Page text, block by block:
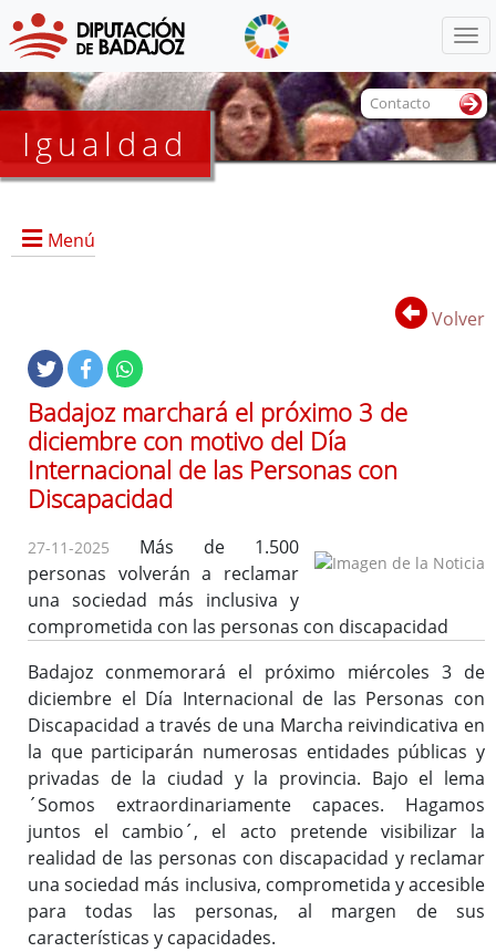
Igualdad
Menú
Portada
Documentos de interés
Enlaces de interés
Volver
Badajoz marchará el próximo 3 de
diciembre con motivo del Día
Internacional de las Personas con
Discapacidad
27-11-2025
Más de 1.500
personas volverán a reclamar
una sociedad más inclusiva y
comprometida con las personas con discapacidad
Badajoz conmemorará el próximo miércoles 3 de
diciembre el Día Internacional de las Personas con
Discapacidad a través de una Marcha reivindicativa en
la que participarán numerosas entidades públicas y
privadas de la ciudad y la provincia. Bajo el lema
´Somos extraordinariamente capaces. Hagamos
juntos el cambio´, el acto pretende visibilizar la
realidad de las personas con discapacidad y reclamar
una sociedad más inclusiva, comprometida y accesible
para todas las personas, al margen de sus
características y capacidades.
Contacto